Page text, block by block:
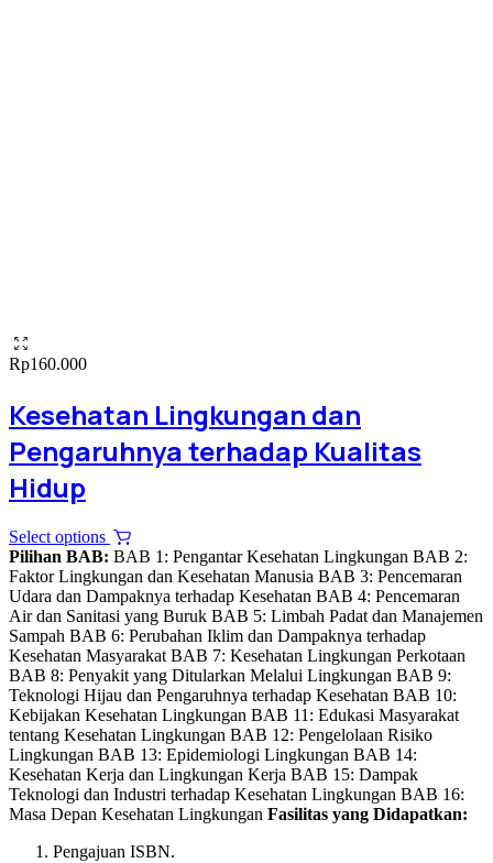
Rp160.000
Kesehatan Lingkungan dan
Pengaruhnya terhadap Kualitas
Hidup
Select options
product
has
multiple
variants.
The
options
may
be
chosen
on
the
product
page
Pilihan BAB: BAB 1: Pengantar Kesehatan Lingkungan BAB 2:
Faktor Lingkungan dan Kesehatan Manusia BAB 3: Pencemaran
Udara dan Dampaknya terhadap Kesehatan BAB 4: Pencemaran
Air dan Sanitasi yang Buruk BAB 5: Limbah Padat dan Manajemen
Sampah BAB 6: Perubahan Iklim dan Dampaknya terhadap
Kesehatan Masyarakat BAB 7: Kesehatan Lingkungan Perkotaan
BAB 8: Penyakit yang Ditularkan Melalui Lingkungan BAB 9:
Teknologi Hijau dan Pengaruhnya terhadap Kesehatan BAB 10:
Kebijakan Kesehatan Lingkungan BAB 11: Edukasi Masyarakat
tentang Kesehatan Lingkungan BAB 12: Pengelolaan Risiko
Lingkungan BAB 13: Epidemiologi Lingkungan BAB 14:
Kesehatan Kerja dan Lingkungan Kerja BAB 15: Dampak
Teknologi dan Industri terhadap Kesehatan Lingkungan BAB 16:
Masa Depan Kesehatan Lingkungan Fasilitas yang Didapatkan:
Pengajuan ISBN.